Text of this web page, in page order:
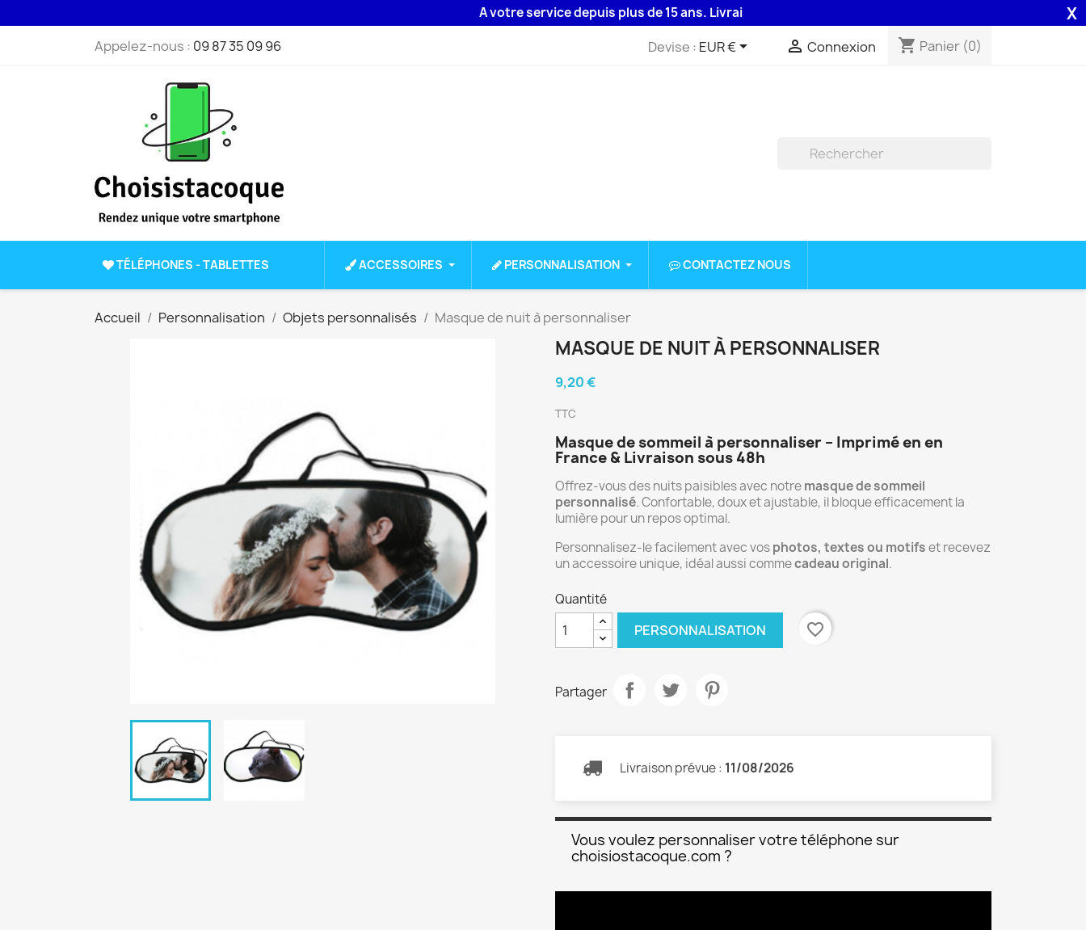
A votre service depuis plus de 15 ans. Livraison 48H assurée par la Poste . X
Appelez-nous : 09 87 35 09 96 Devise : EUR €  Connexion shopping_cart Panier (0)
TÉLÉPHONES - TABLETTES ACCESSOIRES PERSONNALISATION CONTACTEZ NOUS
Accueil Personnalisation Objets personnalisés Masque de nuit à personnaliser
MASQUE DE NUIT À PERSONNALISER
9,20 €
TTC
Masque de sommeil à personnaliser – Imprimé en en
France & Livraison sous 48h
Offrez-vous des nuits paisibles avec notremasque de sommeil
personnalisé. Confortable, doux et ajustable, il bloque efficacement la
lumière pour un repos optimal.
Personnalisez-le facilement avec vosphotos, textes ou motifset recevez
un accessoire unique, idéal aussi commecadeau original.
Quantité
PERSONNALISATION favorite_border
Partager
Livraison prévue : 11/08/2026
Vous voulez personnaliser votre téléphone sur
choisiostacoque.com ?